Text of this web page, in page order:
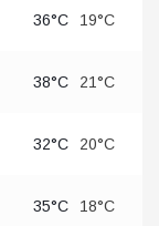
36°C 19°C
38°C 21°C
32°C 20°C
35°C 18°C